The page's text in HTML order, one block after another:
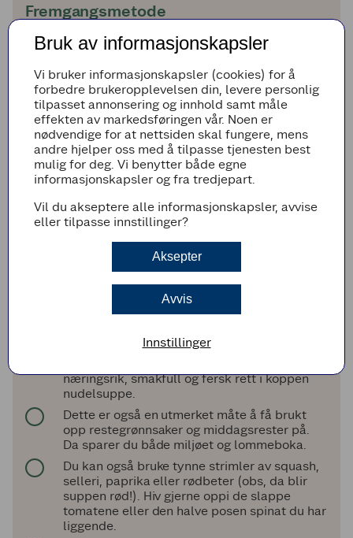
Fremgangsmetode
Du kan gjerne gjøre klar suppe for to dager av
gangen, så lenge det oppbevares kaldt frem
til det skal spises.
Kok nudler som anvist på pakken. Avkjøl.
Ha currypaste, soyasaus, sesamolje og
raspet ingefær i en krukke eller boks med
lokk som tåler kokende vann. Legg nudlene
oppå.
Del sopp og vårløk i tynne skiver. Del gulrot i
over nudlene sammen med edamamebønner.
Plukk kyllingkjøttet fra beinet og legg på
toppen av grønnsakene.
Topp med en limebåt, sesamfrø og en
håndfull frisk koriander. Sett på lokket og
oppbevar kjølig frem til lunsj.
Når du skal spise heller du kokende vann i
currypasten, setter på lokket igjen og lar det
næringsrik, smakfull og fersk rett i koppen
nudelsuppe.
Dette er også en utmerket måte å få brukt
opp restegrønnsaker og middagsrester på.
Da sparer du både miljøet og lommeboka.
Du kan også bruke tynne strimler av squash,
selleri, paprika eller rødbeter (obs, da blir
suppen rød!). Hiv gjerne oppi de slappe
tomatene eller den halve posen spinat du har
liggende.
Bruk av informasjonskapsler
Vi bruker informasjonskapsler (cookies) for å
forbedre brukeropplevelsen din, levere personlig
tilpasset annonsering og innhold samt måle
effekten av markedsføringen vår. Noen er
nødvendige for at nettsiden skal fungere, mens
andre hjelper oss med å tilpasse tjenesten best
mulig for deg. Vi benytter både egne
informasjonskapsler og fra tredjepart.
Vil du akseptere alle informasjonskapsler, avvise
eller tilpasse innstillinger?
Aksepter
Avvis
Innstillinger